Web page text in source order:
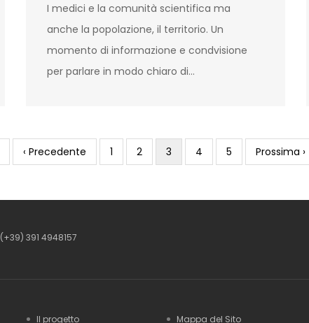
I medici e la comunità scientifica ma
anche la popolazione, il territorio. Un
momento di informazione e condvisione
per parlare in modo chiaro di…
Previous
page
‹ Precedente Page
1 Page
2
Current
page
3 Page
4 Page
5
Next
page
Prossima ›
(+39) 391 4948157
Il progetto Mappa del Sito